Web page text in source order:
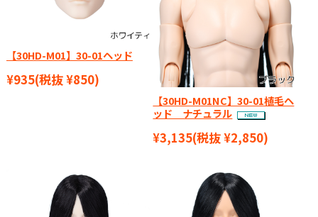
【30HD-M01】30-01ヘッド
¥935(税抜 ¥850)
【30HD-M01NC】30-01植毛ヘ
ッド ナチュラル
¥3,135(税抜 ¥2,850)